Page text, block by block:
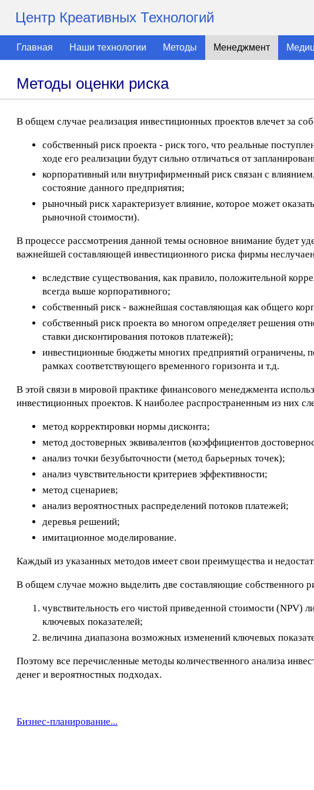
Центр Креативных Технологий
Главная Наши технологии Методы Менеджмент
Методы оценки риска
В общем случае реализация инвестиционных проектов влечет за
собственный риск проекта - риск того, что реальные
ходе его реализации будут сильно отличаться от
корпоративный или внутрифирменный риск связан с
состояние данного предприятия;
рыночный риск характеризует влияние, которое может
рыночной стоимости).
В процессе рассмотрения данной темы основное внимание будет
важнейшей составляющей инвестиционного риска фирмы
вследствие существования, как правило, положительной
всегда выше корпоративного;
собственный риск - важнейшая составляющая как общего
собственный риск проекта во многом определяет решения
ставки дисконтирования потоков платежей);
инвестиционные бюджеты многих предприятий ограничены,
рамках соответствующего временного горизонта и т.д.
В этой связи в мировой практике финансового менеджмента
инвестиционных проектов. К наиболее распространенным из них
метод корректировки нормы дисконта;
метод достоверных эквивалентов (коэффициентов
анализ точки безубыточности (метод барьерных точек);
анализ чувствительности критериев эффективности;
метод сценариев;
анализ вероятностных распределений потоков платежей;
деревья решений;
имитационное моделирование.
Каждый из указанных методов имеет свои преимущества и
В общем случае можно выделить две составляющие собственного
чувствительность его чистой приведенной стоимости
ключевых показателей;
величина диапазона возможных изменений ключевых
Поэтому все перечисленные методы количественного анализа
денег и вероятностных подходах.
Бизнес-планирование...